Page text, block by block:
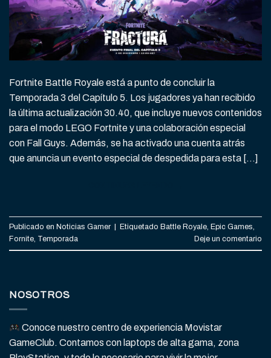
Fortnite Battle Royale está a punto de concluir la
Temporada 3 del Capítulo 5. Los jugadores ya han recibido
la última actualización 30.40, que incluye nuevos contenidos
para el modo LEGO Fortnite y una colaboración especial
con Fall Guys. Además, se ha activado una cuenta atrás
que anuncia un evento especial de despedida para esta […]
Publicado en Noticias Gamer Etiquetado Battle Royale, Epic Games,
Fornite, Temporada Deje un comentario
NOSOTROS
Conoce nuestro centro de experiencia Movistar
GameClub. Contamos con laptops de alta gama, zona